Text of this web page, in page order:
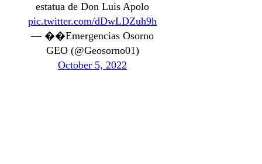
estatua de Don Luis Apolo
pic.twitter.com/dDwLDZuh9h
— ��Emergencias Osorno
GEO (@Geosorno01)
October 5, 2022